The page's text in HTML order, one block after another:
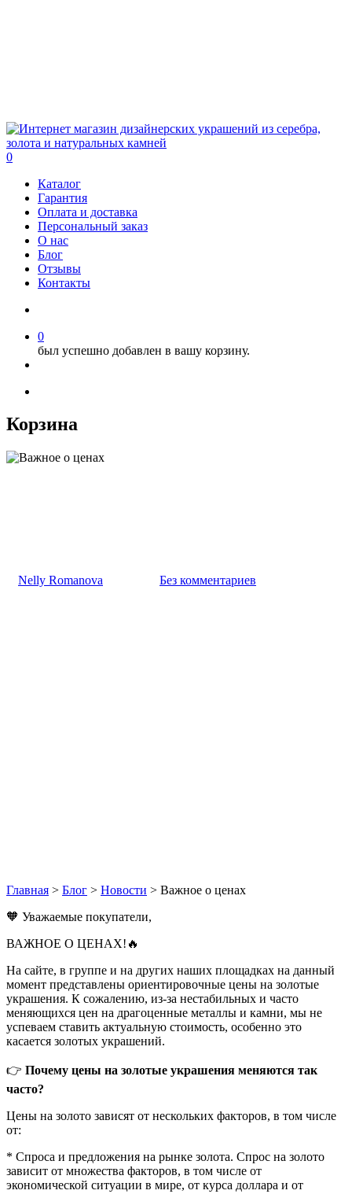
0
Каталог
Гарантия
Оплата и доставка
Персональный заказ
О нас
Блог
Отзывы
Контакты
0
был успешно добавлен в вашу корзину.
Корзина
Nelly Romanova Без комментариев
Главная > Блог > Новости > Важное о ценах
🧡 Уважаемые покупатели,
ВАЖНОЕ О ЦЕНАХ!🔥
На сайте, в группе и на других наших площадках на данный
момент представлены ориентировочные цены на золотые
украшения. К сожалению, из-за нестабильных и часто
меняющихся цен на драгоценные металлы и камни, мы не
успеваем ставить актуальную стоимость, особенно это
касается золотых украшений.
👉 Почему цены на золотые украшения меняются так
часто?
Цены на золото зависят от нескольких факторов, в том числе
от:
* Спроса и предложения на рынке золота. Спрос на золото
зависит от множества факторов, в том числе от
экономической ситуации в мире, от курса доллара и от